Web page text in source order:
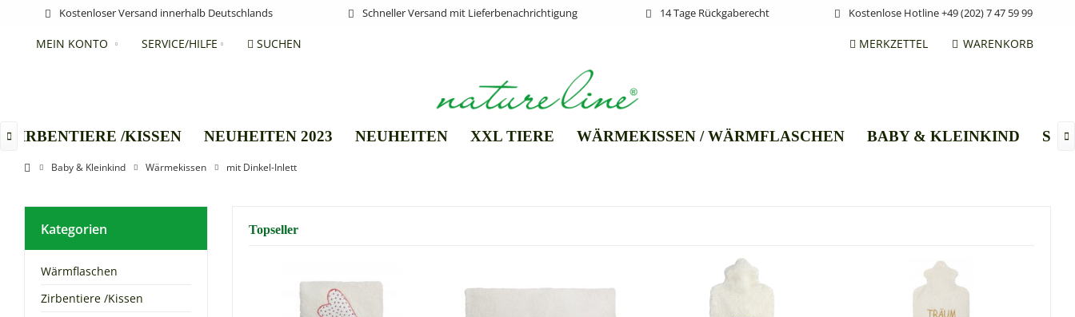
Kostenloser Versand innerhalb Deutschlands Schneller Versand mit Lieferbenachrichtigung 14 Tage Rückgaberecht Kostenlose Hotline +49 (202) 7 47 59 99
WARENKORB
MERKZETTEL
MEIN KONTO SERVICE/HILFE SUCHEN
ZIRBENTIERE /KISSEN NEUHEITEN 2023 NEUHEITEN XXL TIERE WÄRMEKISSEN / WÄRMFLASCHEN BABY & KLEINKIND
 
Baby & Kleinkind Wärmekissen mit Dinkel-Inlett
Kategorien
Wärmflaschen
Zirbentiere /Kissen
Topseller